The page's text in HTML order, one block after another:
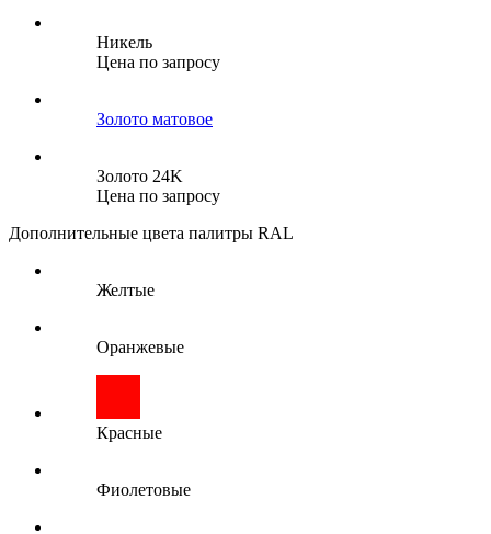
Никель
Цена по запросу
Золото матовое
Золото 24K
Цена по запросу
Дополнительные цвета палитры RAL
Желтые
Оранжевые
Красные
Фиолетовые